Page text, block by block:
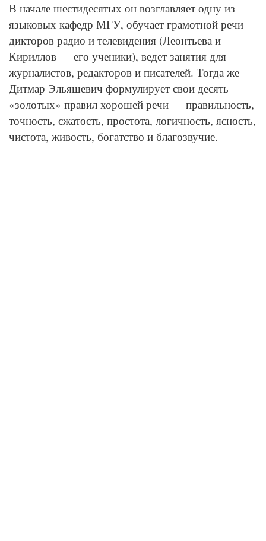
В начале шестидесятых он возглавляет одну из
языковых кафедр МГУ, обучает грамотной речи
дикторов радио и телевидения (Леонтьева и
Кириллов — его ученики), ведет занятия для
журналистов, редакторов и писателей. Тогда же
Дитмар Эльяшевич формулирует свои десять
«золотых» правил хорошей речи — правильность,
точность, сжатость, простота, логичность, ясность,
чистота, живость, богатство и благозвучие.